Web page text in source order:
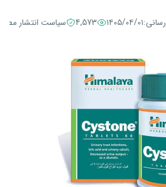
۱۴۰۵/۰۴/۰۱ 4,573 سیاست انتشار